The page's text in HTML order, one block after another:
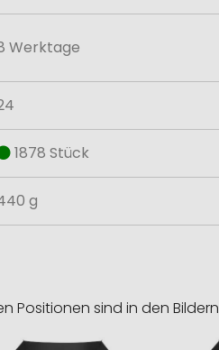
Werktage
1878 Stück
g
Positionen sind in den